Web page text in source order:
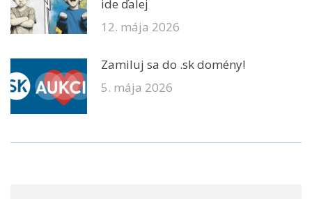
ide ďalej
12. mája 2026
Zamiluj sa do .sk domény!
5. mája 2026